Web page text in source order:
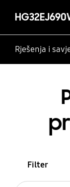
Rješenja i
Filter